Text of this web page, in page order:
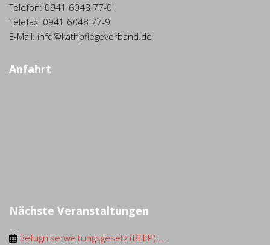
Telefon: 0941 6048 77-0
Telefax: 0941 6048 77-9
E-Mail: info@kathpflegeverband.de
Anfahrt
Nächste Veranstaltungen
Befugniserweitungsgesetz (BEEP) ...